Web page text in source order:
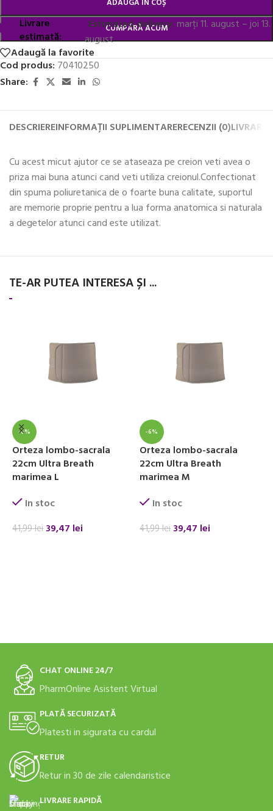
ADAUGĂ ÎN COȘ
CUMPĂRĂ ACUM
Livrare
estimată:
Estimated delivery:marți 11. august – joi 13.
august
Adaugă la favorite
Cod produs: 70410250
Share:
DESCRIEREINFORMAȚII SUPLIMENTARERECENZII (0)LIVRARE
Cu acest micut ajutor ce se ataseaza pe creion veti avea o
priza mai buna atunci cand veti utiliza creionul.Confectionat
din spuma poliuretanica de o foarte buna calitate, suportul
are memorie proprie pentru a lua forma anatomica si naturala
a degetelor atunci cand este utilizat.
TE-AR PUTEA INTERESA ȘI ...
-6%
Orteza lombo-sacrala
22cm Ultra Breath
marimea L
In stoc
41,99lei 39,47 lei
-6%
Orteza lombo-sacrala
22cm Ultra Breath
marimea M
In stoc
41,99lei 39,47 lei
CHAT ONLINE 24/7
PharmOnline Asistent Virtual
PLATĂ SECURIZATĂ
Platesti in sigurata cu cardul
RETUR
Retur in 30 de zile calendaristice
LIVRARE RAPIDĂ